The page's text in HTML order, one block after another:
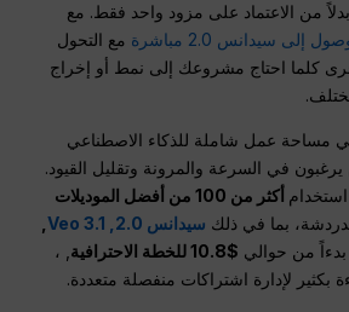
بدلاً من الاعتماد على مزود واحد فقط. مع
إلى سيدانس 2.0 مباشرة
مع التحول
كلما احتاج مشروعك إلى نمط أو إخراج
مساحة عمل شاملة للذكاء الاصطناعي
في السرعة والمرونة وتقليل القيود.
أكثر من 100 من أفضل الموديلات
بما في ذلك سيدانس 2.0, Veo 3.1
,
بدءاً من حوالي $10.8 للخطة الاحترافية
, ،
بكثير لإدارة اشتراكات منفصلة متعددة.